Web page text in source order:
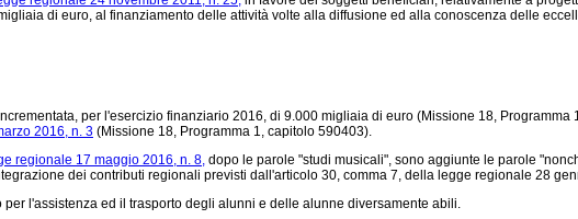
di euro, al finanziamento delle attività volte alla diffusione ed alla conoscenza delle
per l'esercizio finanziario 2016, di 9.000 migliaia di euro (Missione 18,
2016, n. 3 (Missione 18, Programma 1, capitolo 590403).
regionale 17 maggio 2016, n. 8, dopo le parole "studi musicali", sono aggiunte le parole
dei contributi regionali previsti dall'articolo 30, comma 7, della legge regionale 28
l'assistenza ed il trasporto degli alunni e delle alunne diversamente abili.